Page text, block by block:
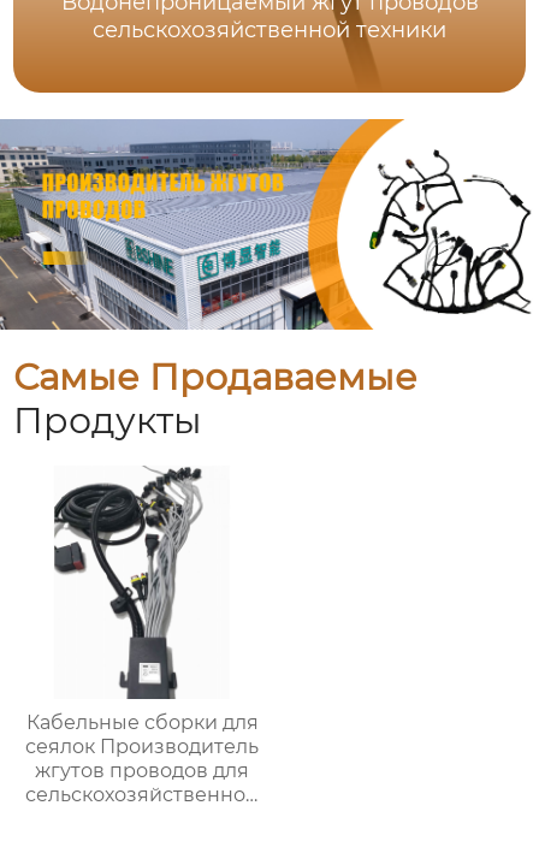
сельскохозяйственной техники
Самые Продаваемые
Продукты
Кабельные сборки для
сеялок Производитель
жгутов проводов для
сельскохозяйственной